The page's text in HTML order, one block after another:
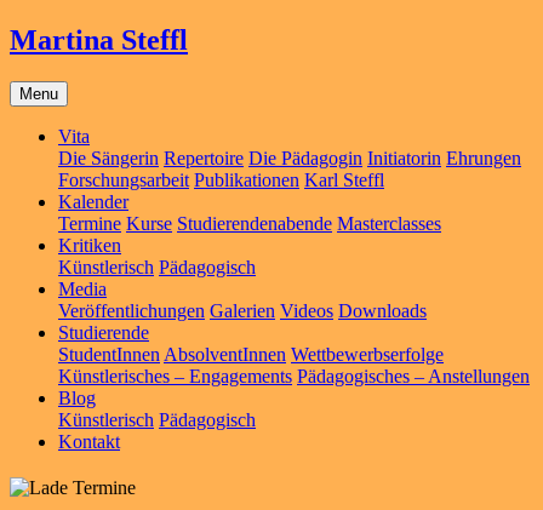
Martina Steffl
Menu
Vita
Die Sängerin Repertoire Die Pädagogin Initiatorin Ehrungen
Forschungsarbeit Publikationen Karl Steffl
Kalender
Termine Kurse Studierendenabende Masterclasses
Kritiken
Künstlerisch Pädagogisch
Media
Veröffentlichungen Galerien Videos Downloads
Studierende
StudentInnen AbsolventInnen Wettbewerbserfolge
Künstlerisches – Engagements Pädagogisches – Anstellungen
Blog
Künstlerisch Pädagogisch
Kontakt